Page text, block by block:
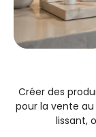
Créer des
pour la vente
lissant,